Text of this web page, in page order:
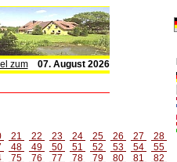
zum
07. August 2026
21 22 23 24 25 26 27
28
48 49 50 51 52 53 54
55
75 76 77 78 79 80 81
82